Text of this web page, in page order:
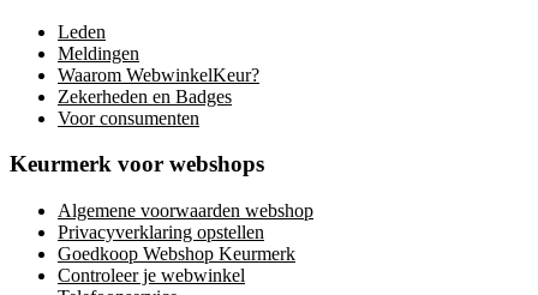
Leden
Meldingen
Waarom WebwinkelKeur?
Zekerheden en Badges
Voor consumenten
Keurmerk voor webshops
Algemene voorwaarden webshop
Privacyverklaring opstellen
Goedkoop Webshop Keurmerk
Controleer je webwinkel